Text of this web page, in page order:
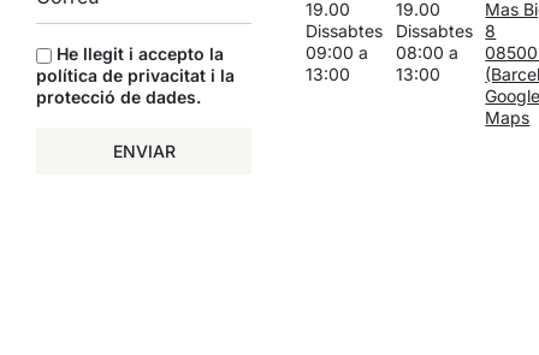
He llegit i accepto la
política de privacitat i la
protecció de dades.
ENVIAR
19.00
Dissabtes
09:00 a
13:00
19.00
Dissabtes
08:00 a
13:00
Mas
8
Maps